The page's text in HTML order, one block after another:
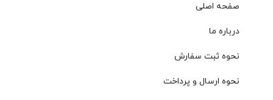
صفحه اصلی
درباره ما
نحوه ثبت سفارش
نحوه ارسال و پرداخت